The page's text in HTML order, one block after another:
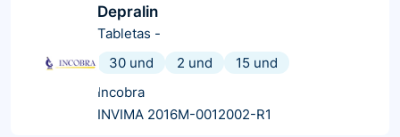
Depralin
Tabletas -
30 und
2 und
15 und
Incobra
INVIMA 2016M-0012002-R1